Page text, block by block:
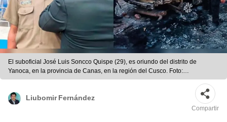
El suboficial José Luis Soncco Quispe (29), es oriundo del distrito de
Yanoca, en la provincia de Canas, en la región del Cusco. Foto:
composición EP
Liubomir Fernández
Compartir